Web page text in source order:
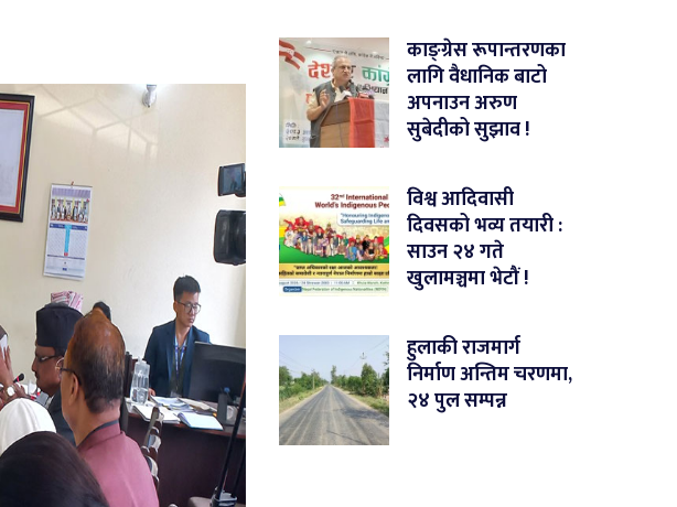
काङ्ग्रेस रूपान्तरणका
लागि वैधानिक बाटो
अपनाउन अरुण
सुबेदीको सुझाव !
विश्व आदिवासी
दिवसको भव्य तयारी :
साउन २४ गते
खुलामञ्चमा भेटौं !
हुलाकी राजमार्ग
निर्माण अन्तिम चरणमा,
२४ पुल सम्पन्न